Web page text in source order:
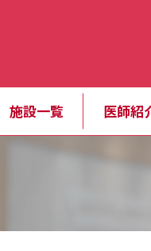
施設一覧 医師紹